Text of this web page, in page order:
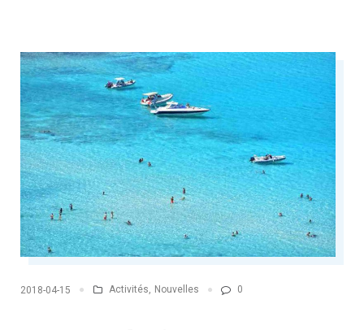
&
RETHYMNO
BEACH) »
2018-04-15 Activités, Nouvelles 0